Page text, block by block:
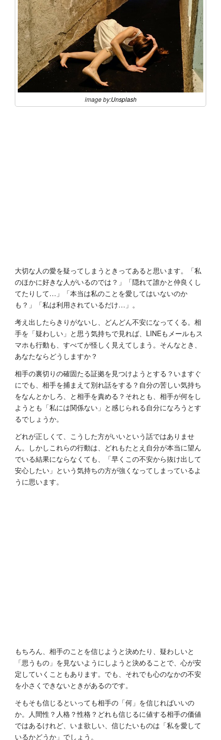
image by:Unsplash
大切な人の愛を疑ってしまうときってあると思います。「私
のほかに好きな人がいるのでは？」「隠れて誰かと仲良くし
てたりして…」「本当は私のことを愛してはいないのか
も？」「私は利用されているだけ…」。
考え出したらきりがないし、どんどん不安になってくる。相
手を「疑わしい」と思う気持ちで見れば、LINEもメールもス
マホも行動も、すべてが怪しく見えてしまう。そんなとき、
あなたならどうしますか？
相手の裏切りの確固たる証拠を見つけようとする？いますぐ
にでも、相手を捕まえて別れ話をする？自分の苦しい気持ち
をなんとかしろ、と相手を責める？それとも、相手が何をし
ようとも「私には関係ない」と感じられる自分になろうとす
るでしょうか。
どれが正しくて、こうした方がいいという話ではありませ
ん。しかしこれらの行動は、どれもたとえ自分が本当に望ん
でいる結果にならなくても、「早くこの不安から抜け出して
安心したい」という気持ちの方が強くなってしまっているよ
うに思います。
もちろん、相手のことを信じようと決めたり、疑わしいと
「思うもの」を見ないようにしようと決めることで、心が安
定していくこともあります。でも、それでも心のなかの不安
を小さくできないときがあるのです。
そもそも信じるといっても相手の「何」を信じればいいの
か。人間性？人格？性格？どれも信じるに値する相手の価値
ではあるけれど、いま欲しい、信じたいものは「私を愛して
いるかどうか」でしょう。